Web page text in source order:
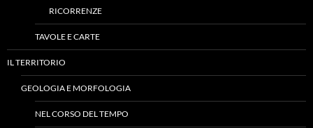
RICORRENZE
TAVOLE E CARTE
IL TERRITORIO
GEOLOGIA E MORFOLOGIA
NEL CORSO DEL TEMPO